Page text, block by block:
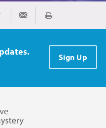
on Twitter
Share via EmailImprimir
Sign Up